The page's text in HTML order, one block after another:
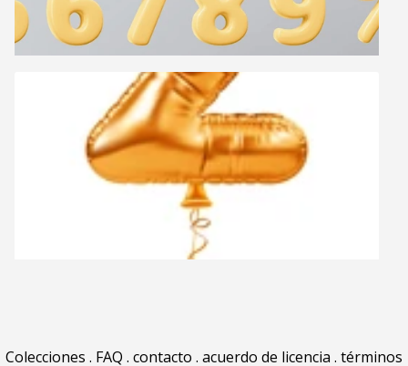
Colecciones . FAQ . contacto . acuerdo de licencia . términos